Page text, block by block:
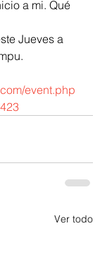
a mi. Qué
event.php
Ver todo